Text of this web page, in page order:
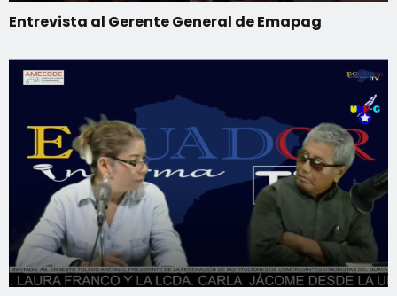
Entrevista al Gerente General de Emapag